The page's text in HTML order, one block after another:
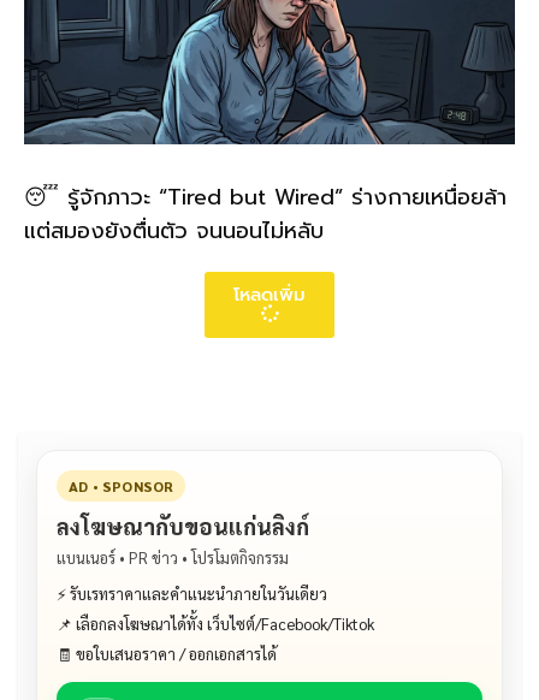
😴 รู้จักภาวะ “Tired but Wired” ร่างกายเหนื่อยล้า
แต่สมองยังตื่นตัว จนนอนไม่หลับ
โหลดเพิ่ม
AD • SPONSOR
ลงโฆษณากับขอนแก่นลิงก์
แบนเนอร์ • PR ข่าว • โปรโมตกิจกรรม
⚡ รับเรทราคาและคำแนะนำภายในวันเดียว
📌 เลือกลงโฆษณาได้ทั้ง เว็บไซต์/Facebook/Tiktok
🧾 ขอใบเสนอราคา / ออกเอกสารได้